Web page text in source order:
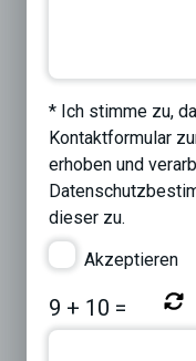
* Ich stimme zu,
Kontaktformular
erhoben und
dieser zu.
Akzeptieren
9 + 10 =